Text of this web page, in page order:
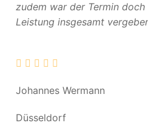
zudem war der Termin
Leistung insgesamt
Johannes Wermann
Düsseldorf